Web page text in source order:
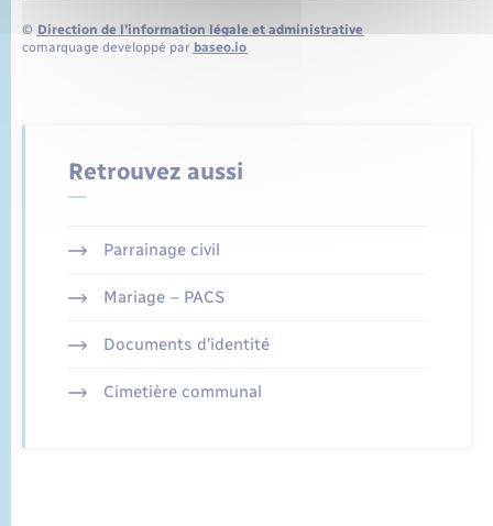
© Direction de l’information légale et administrative
comarquage developpé par baseo.io
Retrouvez aussi
Parrainage civil
Mariage – PACS
Documents d’identité
Cimetière communal